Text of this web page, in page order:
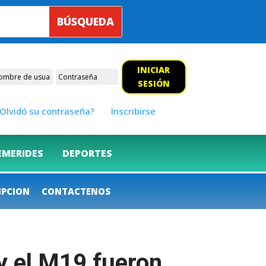
INICIAR
SESIÓN
su contraseña? Inscribirse
DEPORTES
CONTACTENOS